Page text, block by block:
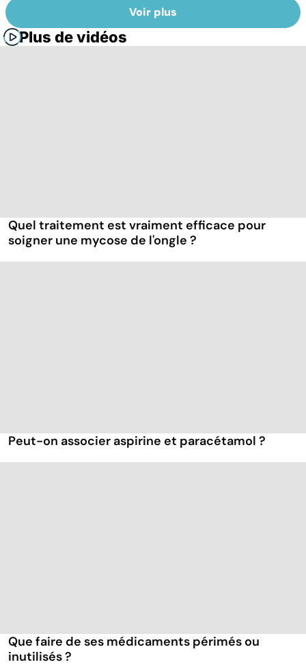
Voir plus
Plus de vidéos
Quel traitement est vraiment efficace pour
soigner une mycose de l'ongle ?
Peut-on associer aspirine et paracétamol ?
Que faire de ses médicaments périmés ou
inutilisés ?